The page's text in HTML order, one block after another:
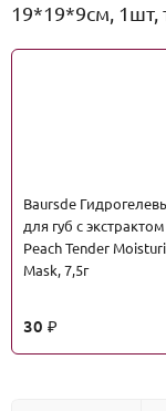
19*19*9см, 1шт,
Baursde
для губ с
Peach Tender
Mask, 7,5г
30 ₽